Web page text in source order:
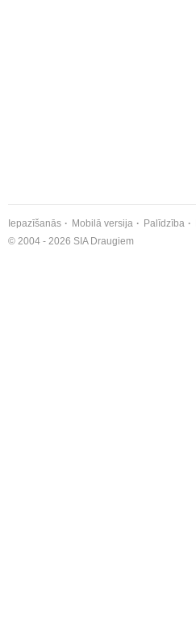
Iepazīšanās Mobilā versija Palīdzība
© 2004 - 2026 SIA Draugiem